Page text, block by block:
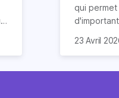
qui
dimension
23 Avril